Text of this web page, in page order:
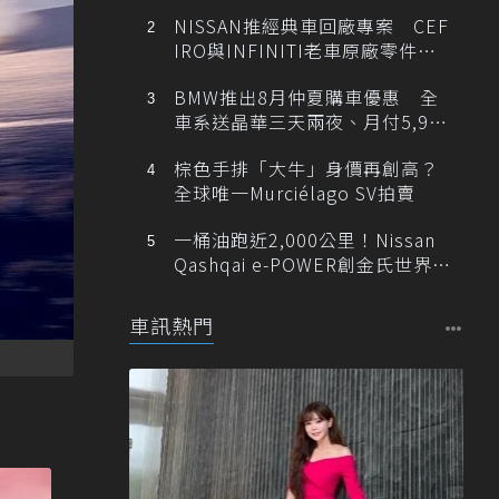
NISSAN推經典車回廠專案 CEF
IRO與INFINITI老車原廠零件最
BMW推出8月仲夏購車優惠 全
車系送晶華三天兩夜、月付5,900
棕色手排「大牛」身價再創高？
全球唯一Murciélago SV拍賣
一桶油跑近2,000公里！Nissan
Qashqai e-POWER創金氏世界紀
車訊熱門